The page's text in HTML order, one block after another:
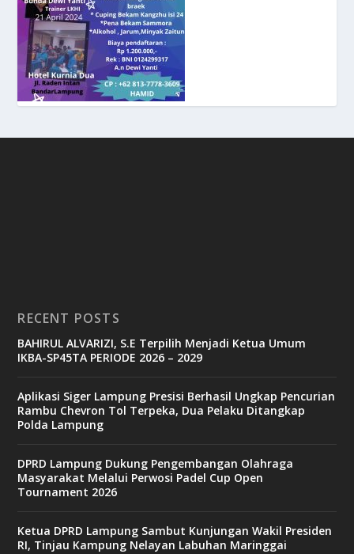
RECENT POSTS
BAHIRUL ALVARIZI, S.E Terpilih Menjadi Ketua Umum
IKBA-SP45TA PERIODE 2026 – 2029
Aplikasi Siger Lampung Presisi Berhasil Ungkap Pencurian
Rambu Chevron Tol Terpeka, Dua Pelaku Ditangkap
Polda Lampung
DPRD Lampung Dukung Pengembangan Olahraga
Masyarakat Melalui Perwosi Padel Cup Open
Tournament 2026
Ketua DPRD Lampung Sambut Kunjungan Wakil Presiden
RI, Tinjau Kampung Nelayan Labuhan Maringgai